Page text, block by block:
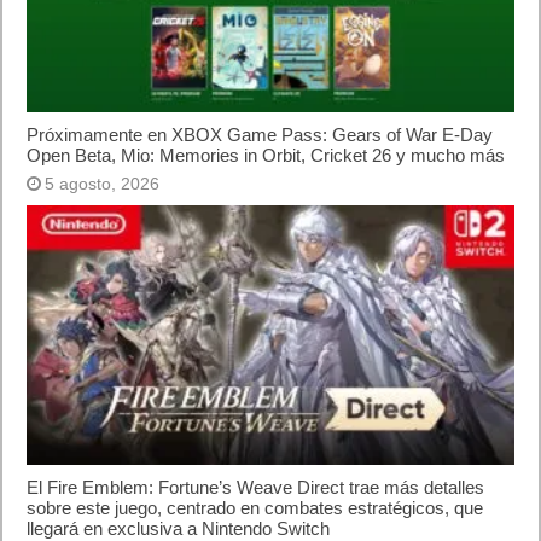
Próximamente en XBOX Game Pass: Gears of War E-Day
Open Beta, Mio: Memories in Orbit, Cricket 26 y mucho más
5 agosto, 2026
El Fire Emblem: Fortune’s Weave Direct trae más detalles
sobre este juego, centrado en combates estratégicos, que
llegará en exclusiva a Nintendo Switch